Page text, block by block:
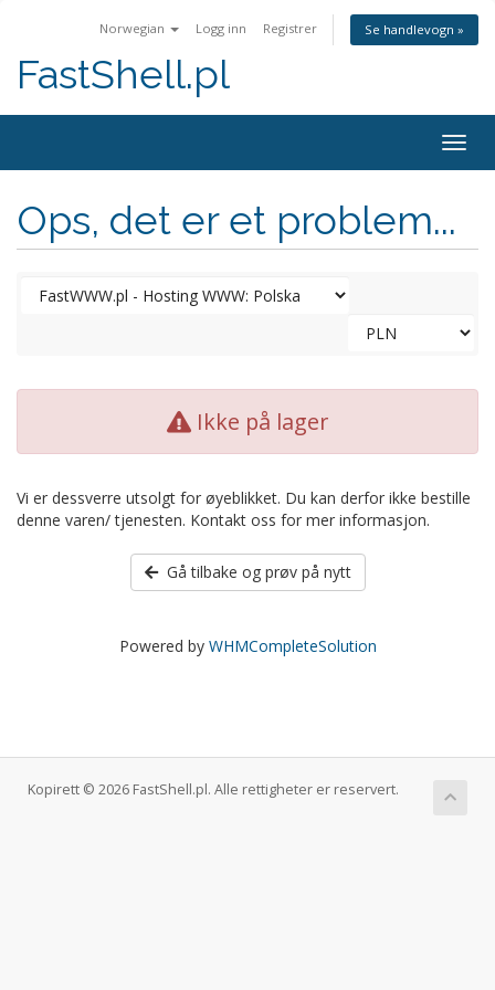
Norwegian Logg inn Registrer Se handlevogn »
FastShell.pl
Ops, det er et problem...
Ikke på lager
Vi er dessverre utsolgt for øyeblikket. Du kan derfor ikke bestille
denne varen/ tjenesten. Kontakt oss for mer informasjon.
Gå tilbake og prøv på nytt
Powered by WHMCompleteSolution
Kopirett © 2026 FastShell.pl. Alle rettigheter er reservert.